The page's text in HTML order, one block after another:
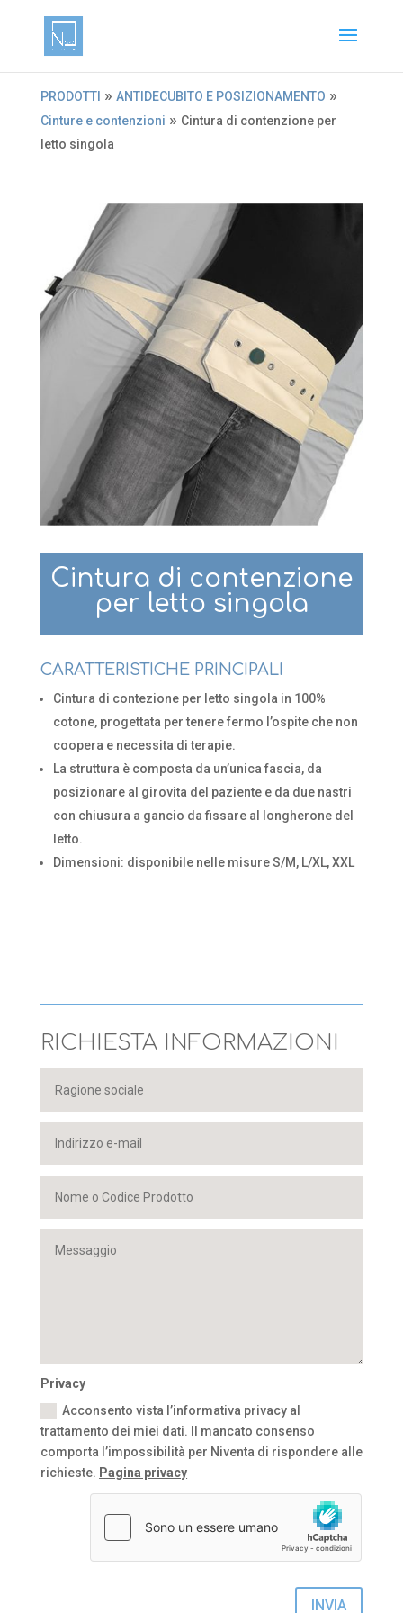
PRODOTTI » ANTIDECUBITO E POSIZIONAMENTO »
Cinture e contenzioni » Cintura di contenzione per
letto singola
Cintura di contenzione
per letto singola
CARATTERISTICHE PRINCIPALI
Cintura di contezione per letto singola in 100%
cotone, progettata per tenere fermo l’ospite che non
coopera e necessita di terapie.
La struttura è composta da un’unica fascia, da
posizionare al girovita del paziente e da due nastri
con chiusura a gancio da fissare al longherone del
letto.
Dimensioni: disponibile nelle misure S/M, L/XL, XXL
RICHIESTA INFORMAZIONI
Privacy
Acconsento vista l’informativa privacy al
trattamento dei miei dati. Il mancato consenso
comporta l’impossibilità per Niventa di rispondere alle
richieste. Pagina privacy
INVIA